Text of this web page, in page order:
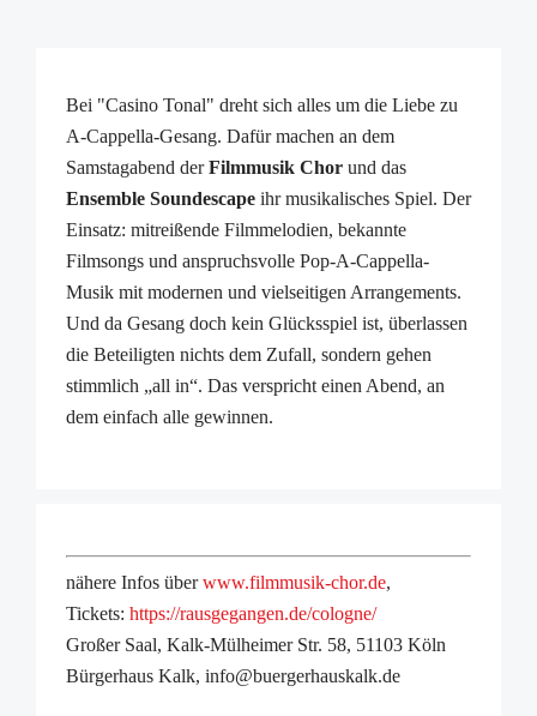
Bei "Casino Tonal" dreht sich alles um die Liebe zu
A-Cappella-Gesang. Dafür machen an dem
Samstagabend derFilmmusik Chor und das
Ensemble Soundescape ihr musikalisches Spiel. Der
Einsatz: mitreißende Filmmelodien, bekannte
Filmsongs und anspruchsvolle Pop-A-Cappella-
Musik mit modernen und vielseitigen Arrangements.
Und da Gesang doch kein Glücksspiel ist, überlassen
die Beteiligten nichts dem Zufall, sondern gehen
stimmlich „all in“. Das verspricht einen Abend, an
dem einfach alle gewinnen.
nähere Infos überwww.filmmusik-chor.de,
Tickets: https://rausgegangen.de/cologne/
Großer Saal, Kalk-Mülheimer Str. 58, 51103 Köln
Bürgerhaus Kalk, info@buergerhauskalk.de